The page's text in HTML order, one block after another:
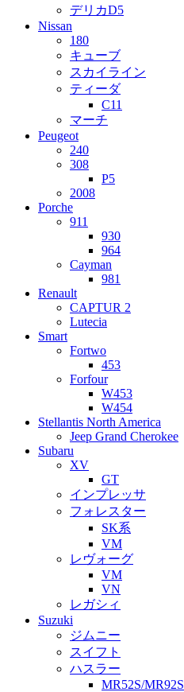
デリカD5
Nissan
180
キューブ
スカイライン
ティーダ
C11
マーチ
Peugeot
240
308
P5
2008
Porche
911
930
964
Cayman
981
Renault
CAPTUR 2
Lutecia
Smart
Fortwo
453
Forfour
W453
W454
Stellantis North America
Jeep Grand Cherokee
Subaru
XV
GT
インプレッサ
フォレスター
SK系
VM
レヴォーグ
VM
VN
レガシィ
Suzuki
ジムニー
スイフト
ハスラー
MR52S/MR92S